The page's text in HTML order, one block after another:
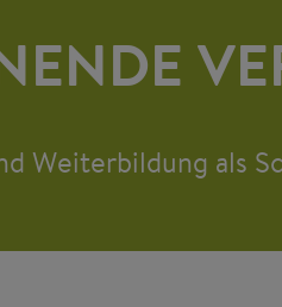
Weiterbildung als